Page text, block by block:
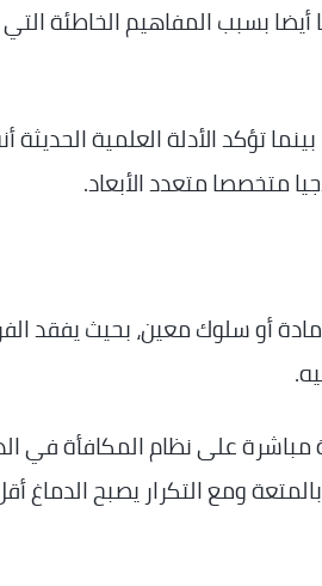
بسبب المفاهيم الخاطئة
تؤكد الأدلة العلمية الحديثة
متخصصا متعدد الأبعاد.
أو سلوك معين، بحيث يفقد
مباشرة على نظام المكافأة في
ومع التكرار يصبح الدماغ